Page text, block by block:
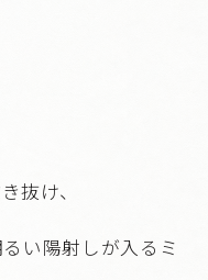
抜け、
い陽射しが入るミ